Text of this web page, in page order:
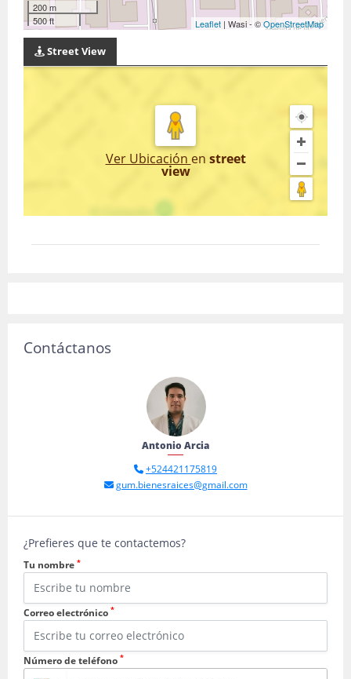
200 m
500 ft
Leaflet | Wasi - ©OpenStreetMap
Street View
Ver Ubicación en street
view
Contáctanos
Antonio Arcia
+524421175819
gum.bienesraices@gmail.com
¿Prefieres que te contactemos?
Tu nombre *
Correo electrónico *
Número de teléfono *